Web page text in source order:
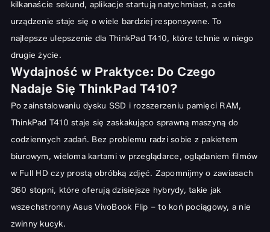
kilkanaście sekund, aplikacje startują natychmiast, a całe
urządzenie staje się o wiele bardziej responsywne. To
najlepsze ulepszenie dla ThinkPad T410, które tchnie w niego
drugie życie.
Wydajność w Praktyce: Do Czego
Nadaje Się ThinkPad T410?
Po zainstalowaniu dysku SSD i rozszerzeniu pamięci RAM,
ThinkPad T410 staje się zaskakująco sprawną maszyną do
codziennych zadań. Bez problemu radzi sobie z pakietem
biurowym, wieloma kartami w przeglądarce, oglądaniem filmów
w Full HD czy prostą obróbką zdjęć. Zapomnijmy o zawiasach
360 stopni, które oferują dzisiejsze hybrydy, takie jak
wszechstronny Asus VivoBook Flip – to koń pociągowy, a nie
zwinny kucyk.